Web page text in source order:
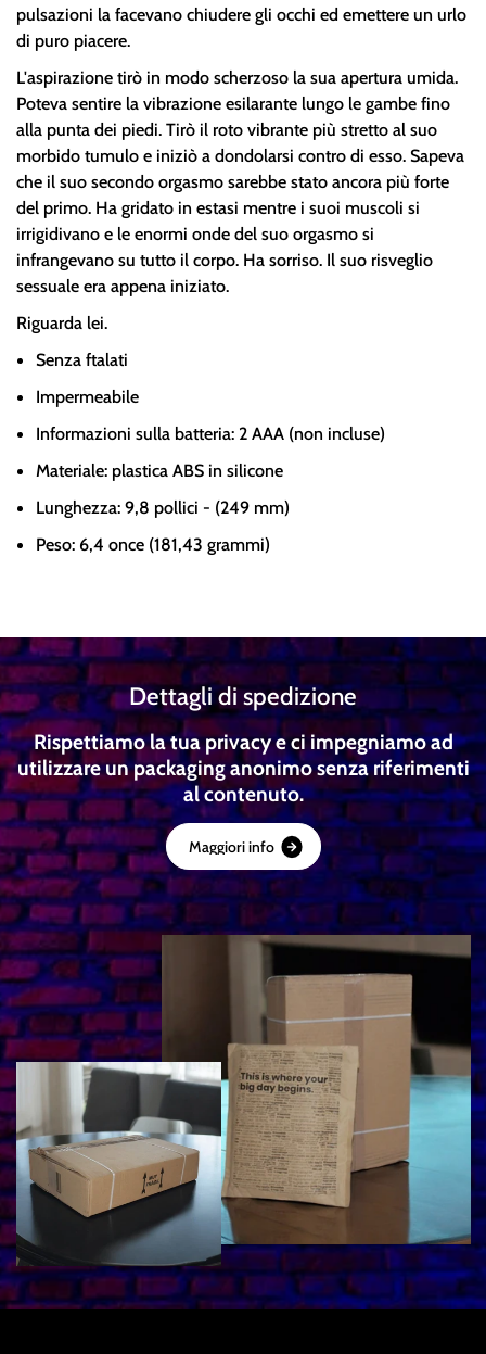
pulsazioni la facevano chiudere gli occhi ed emettere un urlo
di puro piacere.
L'aspirazione tirò in modo scherzoso la sua apertura umida.
Poteva sentire la vibrazione esilarante lungo le gambe fino
alla punta dei piedi. Tirò il roto vibrante più stretto al suo
morbido tumulo e iniziò a dondolarsi contro di esso. Sapeva
che il suo secondo orgasmo sarebbe stato ancora più forte
del primo. Ha gridato in estasi mentre i suoi muscoli si
irrigidivano e le enormi onde del suo orgasmo si
infrangevano su tutto il corpo. Ha sorriso. Il suo risveglio
sessuale era appena iniziato.
Riguarda lei.
Senza ftalati
Impermeabile
Informazioni sulla batteria: 2 AAA (non incluse)
Materiale: plastica ABS in silicone
Lunghezza: 9,8 pollici - (249 mm)
Peso: 6,4 once (181,43 grammi)
Dettagli di spedizione
Rispettiamo la tua privacy e ci impegniamo ad
utilizzare un packaging anonimo senza riferimenti
al contenuto.
Maggioriinfo